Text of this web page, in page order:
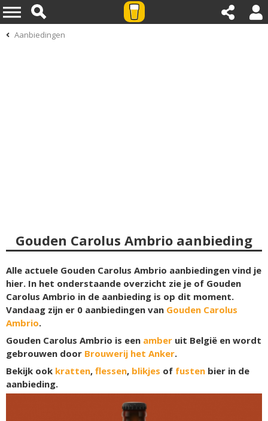
Aanbiedingen
Gouden Carolus Ambrio aanbieding
Alle actuele Gouden Carolus Ambrio aanbiedingen vind je
hier. In het onderstaande overzicht zie je of Gouden
Carolus Ambrio in de aanbieding is op dit moment.
Vandaag zijn er 0 aanbiedingen van Gouden Carolus
Ambrio.
Gouden Carolus Ambrio is een amber uit België en wordt
gebrouwen door Brouwerij het Anker.
Bekijk ook kratten, flessen, blikjes of fusten bier in de
aanbieding.